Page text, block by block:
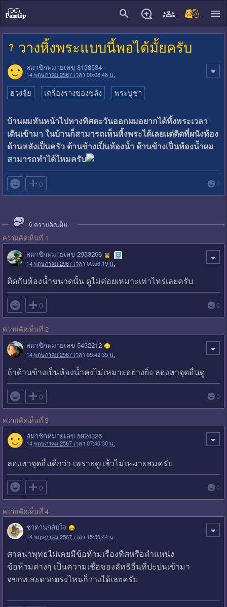
วางหิ้งพระแบบนี้พอได้มั้ยครับ
สมาชิกหมายเลข 8138534
14 พฤษภาคม 2567 เวลา 00:08:46 น.
ฮวงจุ้ย เครื่องรางของขลัง พระบูชา
บ้านผมหันหน้าไปทางทิศตะวันออกผมอยากได้หิ้งพระเวลา
เดินเข้ามา ในบ้านก็สามารถเห็นหิ้งพระได้เลยแต่ติดที่ผนังห้อง
ด้านหลังเป็นครัว ด้านข้างเป็นห้องน้ำ ด้านข้างเป็นห้องน้ำผม
สามารถทำได้ไหมครับ
 0 0
6 ความคิดเห็น
ความคิดเห็นที่ 1
สมาชิกหมายเลข 2933266
14 พฤษภาคม 2567 เวลา 00:56:19 น.
ติดกับห้องน้ำขนาดนั้น ดูไม่ค่อยเหมาะเท่าไหร่เลยครับ
 0 0
ความคิดเห็นที่ 2
สมาชิกหมายเลข 5432212
14 พฤษภาคม 2567 เวลา 05:42:35 น.
ถ้าด้านข้างเป็นห้องน้ำคงไม่เหมาะอย่างยิ่ง ลองหาจุดอื่นดู
 0 0
ความคิดเห็นที่ 3
สมาชิกหมายเลข 5924326
14 พฤษภาคม 2567 เวลา 07:40:30 น.
ลองหาจุดอื่นดีกว่า เพราะดูแล้วไม่เหมาะสมครับ
 0 0
ความคิดเห็นที่ 4
ซาตานกลับใจ
14 พฤษภาคม 2567 เวลา 15:50:44 น.
ศาสนาพุทธไม่เคยมีข้อห้ามเรื่องทิศหรือตำแหน่ง
ข้อห้ามต่างๆ เป็นความเชื่อของลัทธิอื่นที่ปะปนเข้ามา
จขกท.สะดวกตรงไหนก็วางได้เลยครับ
close